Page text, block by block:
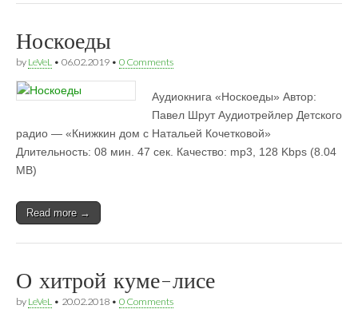
Носкоеды
by LeVeL • 06.02.2019 • 0 Comments
Аудиокнига «Носкоеды» Автор:
Павел Шрут Аудиотрейлер Детского
радио — «Книжкин дом с Натальей Кочетковой»
Длительность: 08 мин. 47 сек. Качество: mp3, 128 Kbps (8.04
MB)
Read more →
О хитрой куме-лисе
by LeVeL • 20.02.2018 • 0 Comments